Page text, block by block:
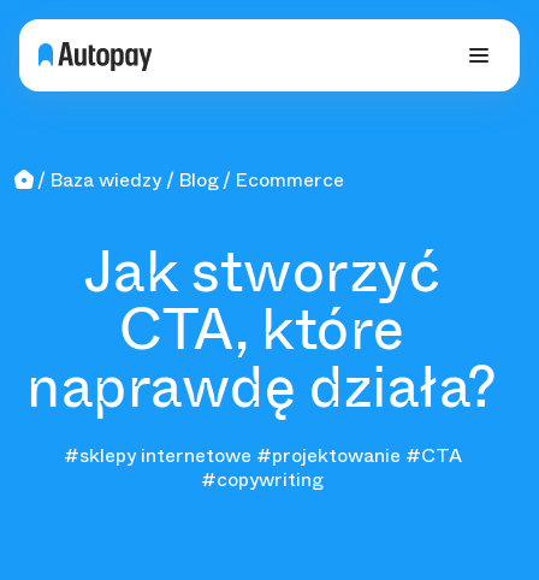
Baza wiedzy Blog Ecommerce
Jak stworzyć
CTA, które
naprawdę działa?
#sklepy internetowe #projektowanie #CTA
#copywriting